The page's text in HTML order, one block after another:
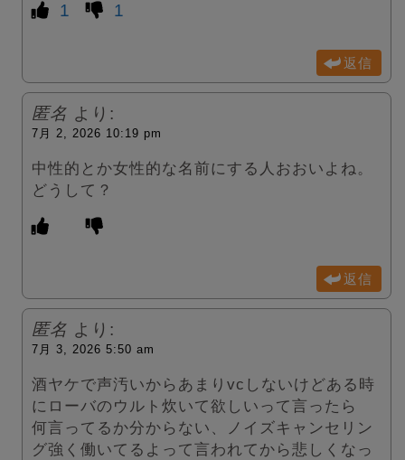
1 1
返信
匿名 より:
7月 2, 2026 10:19 pm
中性的とか女性的な名前にする人おおいよね。
どうして？
返信
匿名 より:
7月 3, 2026 5:50 am
酒ヤケで声汚いからあまりvcしないけどある時
にローバのウルト炊いて欲しいって言ったら
何言ってるか分からない、ノイズキャンセリン
グ強く働いてるよって言われてから悲しくなっ